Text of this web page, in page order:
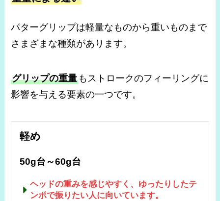
パターグリップは軽量なものから重いものまで
さまざまな種類があります。
グリップの重量 もストロークのフィーリングに
影響を与える要素の一つです。
軽め
50g台～60g台
ヘッドの重みを感じやすく、ゆったりしたテ
ンポで振りたい人に向いています。